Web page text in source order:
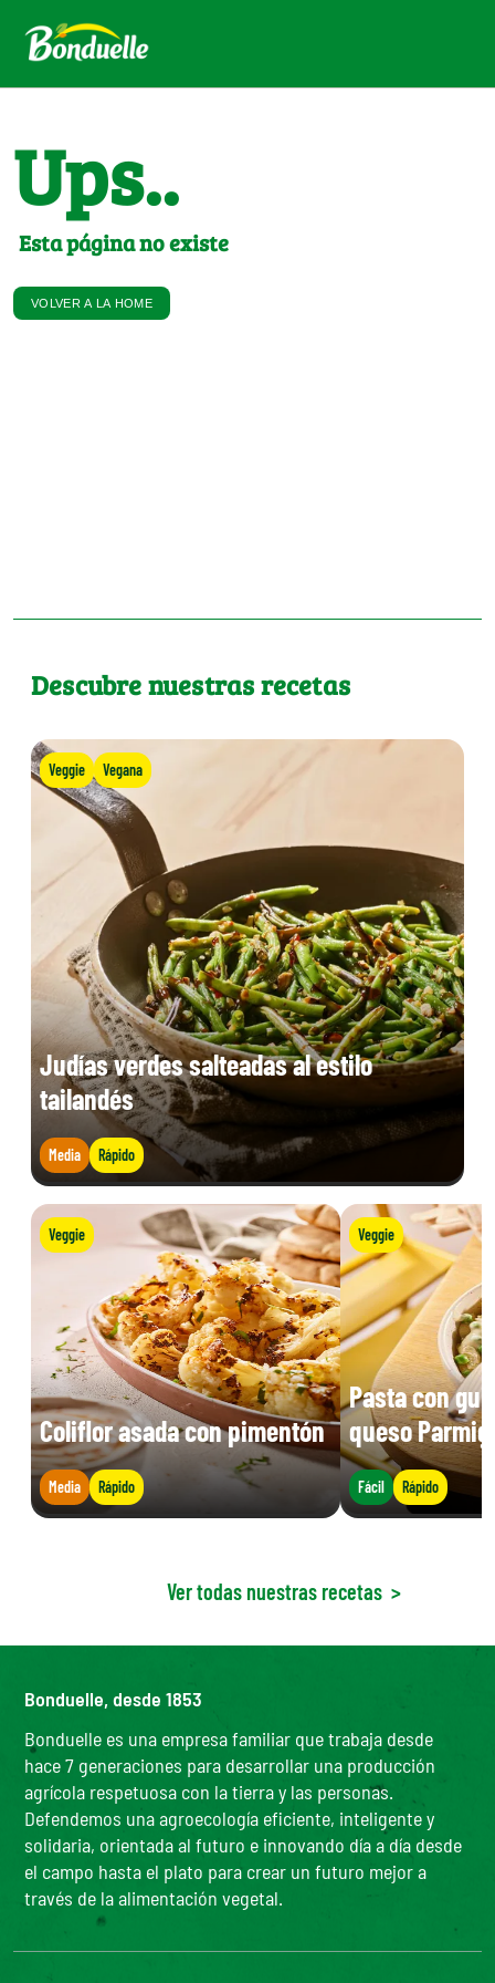
Ups..
Esta página no existe
VOLVER A LA HOME
Descubre nuestras recetas
Veggie Vegana
Judías verdes salteadas al estilo
tailandés
Media Rápido
Veggie
Coliflor asada con pimentón
Media Rápido
Veggie
Pasta con
queso
Fácil Rápido
Ver todas nuestras recetas >
Bonduelle, desde 1853
Bonduelle es una empresa familiar que trabaja desde
hace 7 generaciones para desarrollar una producción
agrícola respetuosa con la tierra y las personas.
Defendemos una agroecología eficiente, inteligente y
solidaria, orientada al futuro e innovando día a día desde
el campo hasta el plato para crear un futuro mejor a
través de la alimentación vegetal.